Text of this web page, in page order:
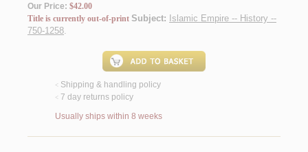
Our Price: $42.00
Title is currently out-of-print Subject: Islamic Empire -- History --
750-1258.
< Shipping & handling policy
< 7 day returns policy
Usually ships within 8 weeks